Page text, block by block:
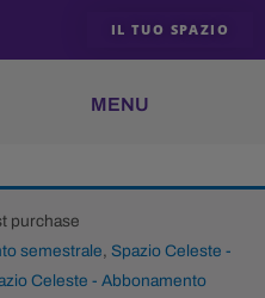
IL TUO SPAZIO
purchase
semestrale, Spazio Celeste -
Celeste - Abbonamento